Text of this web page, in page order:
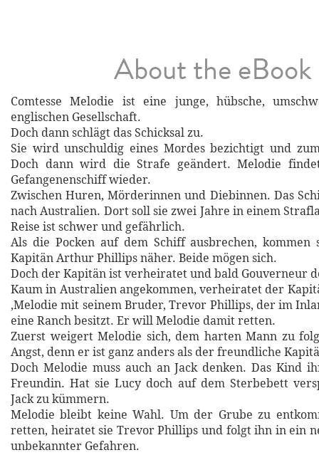
About the eBook
Comtesse Melodie ist eine junge, hübsche,
englischen Gesellschaft.
Doch dann schlägt das Schicksal zu.
Sie wird unschuldig eines Mordes bezichtigt und
Doch dann wird die Strafe geändert. Melodie
Gefangenenschiff wieder.
Zwischen Huren, Mörderinnen und Diebinnen. Das
nach Australien. Dort soll sie zwei Jahre in einem
Reise ist schwer und gefährlich.
Als die Pocken auf dem Schiff ausbrechen, kommen
Kapitän Arthur Phillips näher. Beide mögen sich.
Doch der Kapitän ist verheiratet und bald Gouverneur
Kaum in Australien angekommen, verheiratet der
,Melodie mit seinem Bruder, Trevor Phillips, der im
eine Ranch besitzt. Er will Melodie damit retten.
Zuerst weigert Melodie sich, dem harten Mann zu
Angst, denn er ist ganz anders als der freundliche
Doch Melodie muss auch an Jack denken. Das Kind
Freundin. Hat sie Lucy doch auf dem Sterbebett
Jack zu kümmern.
Melodie bleibt keine Wahl. Um der Grube zu
retten, heiratet sie Trevor Phillips und folgt ihn in ein
unbekannter Gefahren.